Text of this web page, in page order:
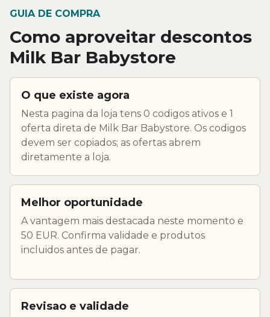
GUIA DE COMPRA
Como aproveitar descontos
Milk Bar Babystore
O que existe agora
Nesta pagina da loja tens 0 codigos ativos e 1
oferta direta de Milk Bar Babystore. Os codigos
devem ser copiados; as ofertas abrem
diretamente a loja.
Melhor oportunidade
A vantagem mais destacada neste momento e
50 EUR. Confirma validade e produtos
incluidos antes de pagar.
Revisao e validade